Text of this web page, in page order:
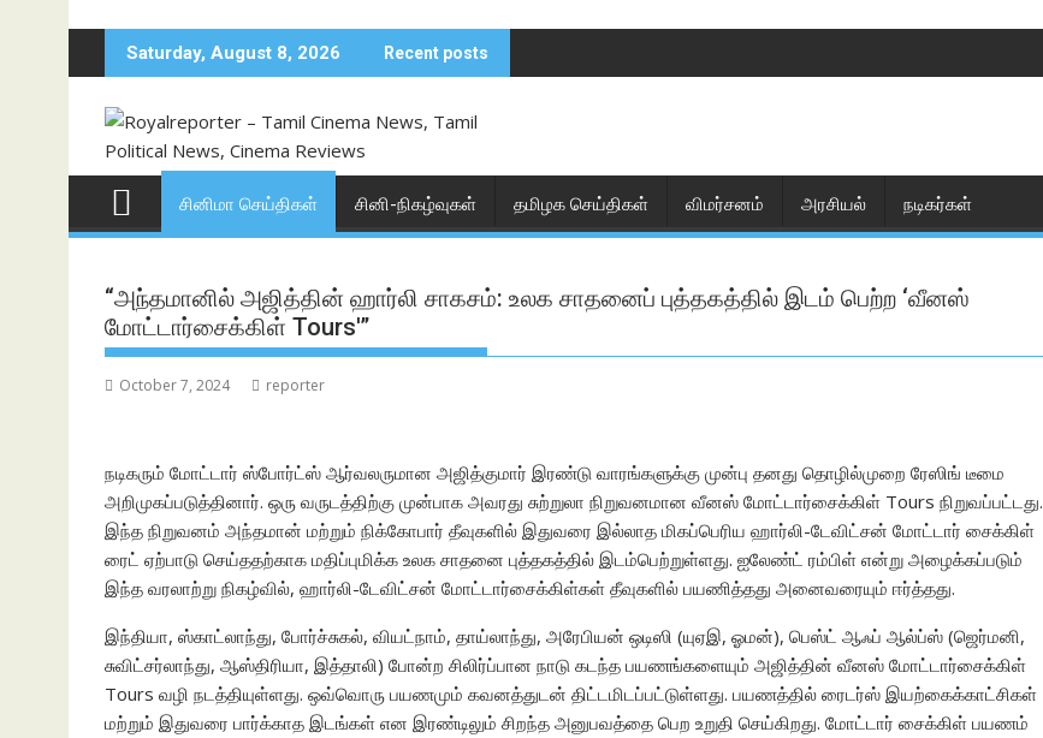
content
Saturday, August 8, 2026 Recent posts
சினிமா செய்திகள் சினி-நிகழ்வுகள் தமிழக செய்திகள் விமர்சனம் அரசியல் நடிகர்கள்
“அந்தமானில் அஜித்தின் ஹார்லி சாகசம்: உலக சாதனைப் புத்தகத்தில் இடம் பெற்ற ‘வீனஸ்
மோட்டார்சைக்கிள் Tours'”
October 7, 2024 reporter
நடிகரும் மோட்டார் ஸ்போர்ட்ஸ் ஆர்வலருமான அஜித்குமார் இரண்டு வாரங்களுக்கு முன்பு தனது தொழில்முறை ரேஸிங் டீமை
அறிமுகப்படுத்தினார். ஒரு வருடத்திற்கு முன்பாக அவரது சுற்றுலா நிறுவனமான வீனஸ் மோட்டார்சைக்கிள் Tours நிறுவப்பட்டது.
இந்த நிறுவனம் அந்தமான் மற்றும் நிக்கோபார் தீவுகளில் இதுவரை இல்லாத மிகப்பெரிய ஹார்லி-டேவிட்சன் மோட்டார் சைக்கிள்
ரைட் ஏற்பாடு செய்ததற்காக மதிப்புமிக்க உலக சாதனை புத்தகத்தில் இடம்பெற்றுள்ளது. ஐலேண்ட் ரம்பிள் என்று அழைக்கப்படும்
இந்த வரலாற்று நிகழ்வில், ஹார்லி-டேவிட்சன் மோட்டார்சைக்கிள்கள் தீவுகளில் பயணித்தது அனைவரையும் ஈர்த்தது.
இந்தியா, ஸ்காட்லாந்து, போர்ச்சுகல், வியட்நாம், தாய்லாந்து, அரேபியன் ஒடிஸி (யுஏஇ, ஓமன்), பெஸ்ட் ஆஃப் ஆல்ப்ஸ் (ஜெர்மனி,
சுவிட்சர்லாந்து, ஆஸ்திரியா, இத்தாலி) போன்ற சிலிர்ப்பான நாடு கடந்த பயணங்களையும் அஜித்தின் வீனஸ் மோட்டார்சைக்கிள்
Tours வழி நடத்தியுள்ளது. ஒவ்வொரு பயணமும் கவனத்துடன் திட்டமிடப்பட்டுள்ளது. பயணத்தில் ரைடர்ஸ் இயற்கைக்காட்சிகள்
மற்றும் இதுவரை பார்க்காத இடங்கள் என இரண்டிலும் சிறந்த அனுபவத்தை பெற உறுதி செய்கிறது. மோட்டார் சைக்கிள் பயணம்